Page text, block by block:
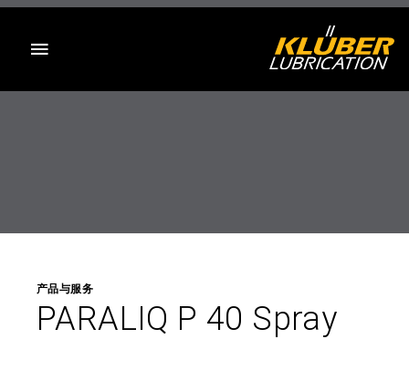
产品与服务
PARALIQ P 40 Spray